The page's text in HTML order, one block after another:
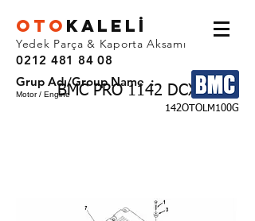
OTO KALEL İ
Yedek Parça & Kaporta Aksamı
0212 481 84 08
BMC PRO 1142 DCX
Grup Adı/Group Name :
Motor / Engine
142OTOLM100G